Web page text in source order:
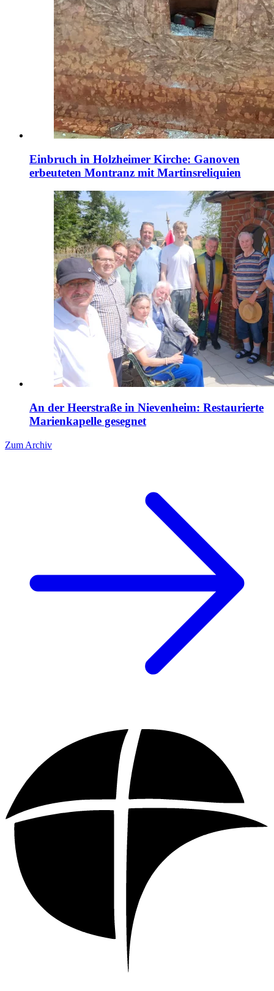
Einbruch in Holzheimer Kirche: Ganoven
erbeuteten Montranz mit Martinsreliquien
An der Heerstraße in Nievenheim: Restaurierte
Marienkapelle gesegnet
Zum Archiv